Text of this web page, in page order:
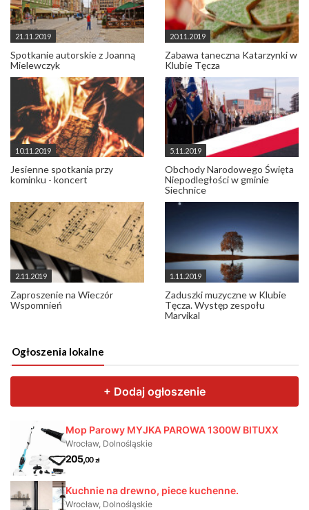
21.11.2019
Spotkanie autorskie z Joanną
Mielewczyk
20.11.2019
Zabawa taneczna Katarzynki w
Klubie Tęcza
10.11.2019
Jesienne spotkania przy
kominku - koncert
5.11.2019
Obchody Narodowego Święta
Niepodległości w gminie
Siechnice
2.11.2019
Zaproszenie na Wieczór
Wspomnień
1.11.2019
Zaduszki muzyczne w Klubie
Tęcza. Występ zespołu
Marvikal
Ogłoszenia lokalne